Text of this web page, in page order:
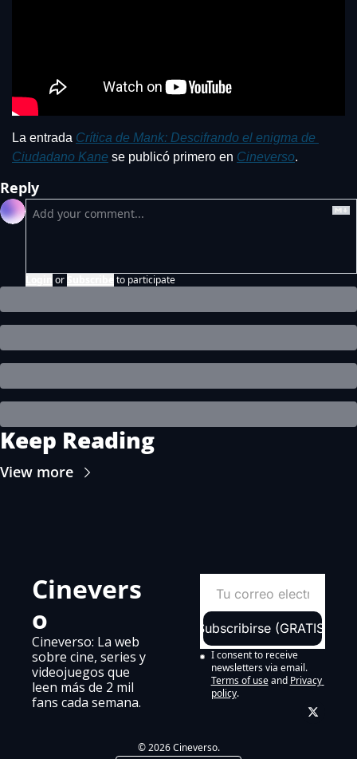
La entrada Crítica de Mank: Descifrando el enigma de
Ciudadano Kane se publicó primero en Cineverso.
Reply
or to participate
Keep Reading
View more
Cinevers
o
Cineverso: La web
sobre cine, series y
videojuegos que
leen más de 2 mil
fans cada semana.
Subscribirse (GRATIS)
I consent to receive
newsletters via email.
Terms of use and Privacy
policy.
© 2026 Cineverso.